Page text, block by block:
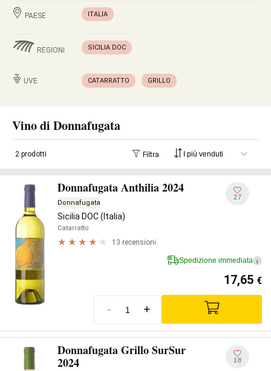
PAESE ITALIA
REGIONI SICILIA DOC
UVE CATARRATTO GRILLO
Vino di Donnafugata
2 prodotti Filtra
Donnafugata Anthilia 2024
Donnafugata
Sicilia DOC (Italia)
Catarratto
13 recensioni
27
Spedizione immediata i
17,65 €
- +
Donnafugata Grillo SurSur
2024
18